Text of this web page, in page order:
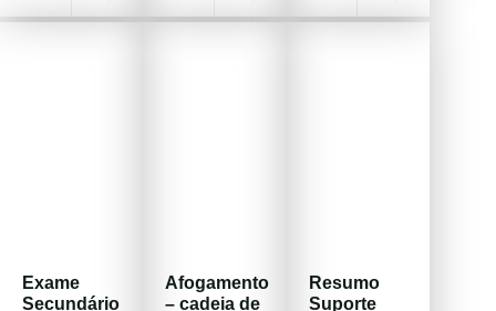
Exame
Secundário
Afogamento
– cadeia de
Resumo
Suporte